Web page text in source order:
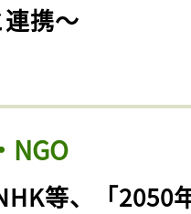
携〜
NGO
等、「2050